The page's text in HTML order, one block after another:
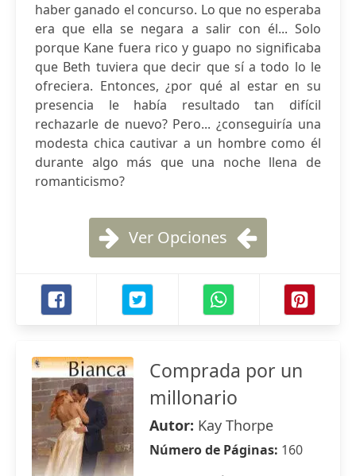
haber ganado el concurso. Lo que no esperaba
era que ella se negara a salir con él... Solo
porque Kane fuera rico y guapo no significaba
que Beth tuviera que decir que sí a todo lo le
ofreciera. Entonces, ¿por qué al estar en su
presencia le había resultado tan difícil
rechazarle de nuevo? Pero... ¿conseguiría una
modesta chica cautivar a un hombre como él
durante algo más que una noche llena de
romanticismo?
Ver Opciones
Comprada por un
millonario
Autor: Kay Thorpe
Número de Páginas: 160